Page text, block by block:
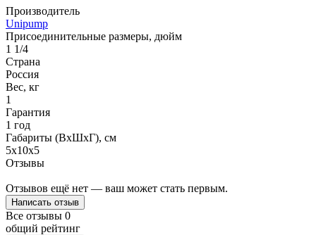
Производитель
Unipump
Присоединительные размеры, дюйм
1 1/4
Страна
Россия
Вес, кг
1
Гарантия
1 год
Габариты (ВхШхГ), см
5х10х5
Отзывы
Отзывов ещё нет — ваш может стать первым.
Написать отзыв
Все отзывы 0
общий рейтинг